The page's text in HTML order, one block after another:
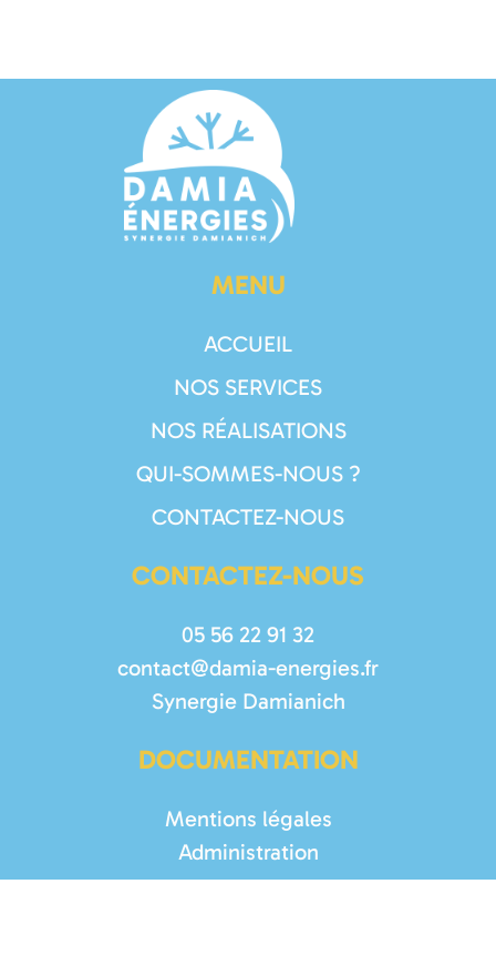
MENU
ACCUEIL
NOS SERVICES
NOS RÉALISATIONS
QUI-SOMMES-NOUS ?
CONTACTEZ-NOUS
CONTACTEZ-NOUS
05 56 22 91 32
contact@damia-energies.fr
Synergie Damianich
DOCUMENTATION
Mentions légales
Administration